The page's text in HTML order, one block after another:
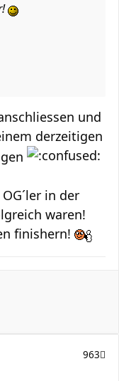
und
derzeitigen
in der
waren!
finishern!
963